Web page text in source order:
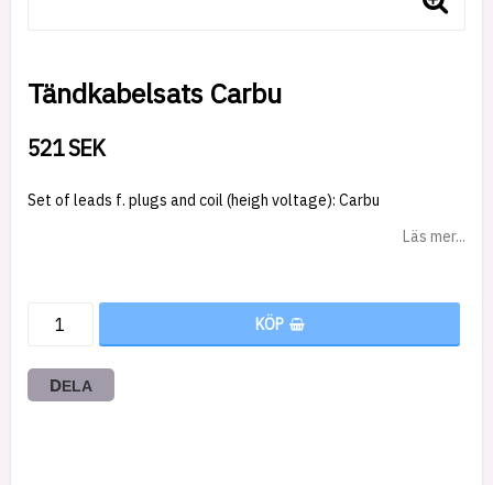
Tändkabelsats Carbu
521 SEK
Set of leads f. plugs and coil (heigh voltage): Carbu
Läs mer...
KÖP
DELA